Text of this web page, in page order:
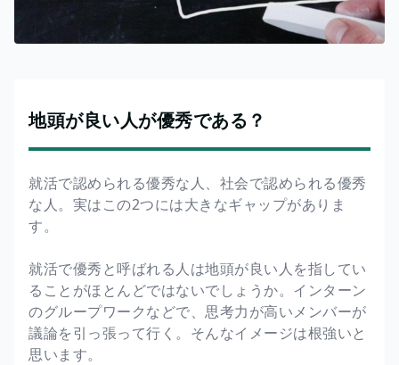
地頭が良い人が優秀である？
就活で認められる優秀な人、社会で認められる優秀
な人。実はこの2つには大きなギャップがありま
す。
就活で優秀と呼ばれる人は地頭が良い人を指してい
ることがほとんどではないでしょうか。インターン
のグループワークなどで、思考力が高いメンバーが
議論を引っ張って行く。そんなイメージは根強いと
思います。